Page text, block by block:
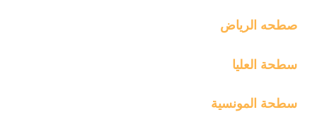
صطحه الرياض
سطحة العليا
سطحة المونسية